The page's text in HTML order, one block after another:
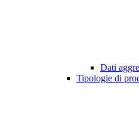
Dati
Tipologie di